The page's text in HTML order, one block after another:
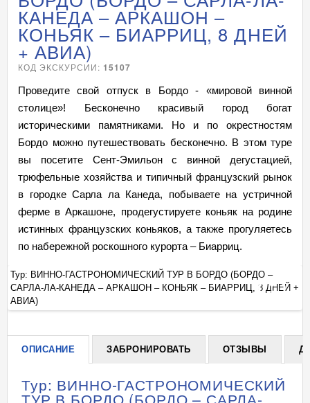
КАНЕДА – АРКАШОН –
КОНЬЯК – БИАРРИЦ, 8 ДНЕЙ
+ АВИА)
КОД ЭКСКУРСИИ: 15107
Проведите свой отпуск в Бордо - «мировой винной
столице»! Бесконечно красивый город богат
историческими памятниками. Но и по окрестностям
Бордо можно путешествовать бесконечно. В этом туре
вы посетите Сент-Эмильон с винной дегустацией,
трюфельные хозяйства и типичный французский рынок
в городке Сарла ла Канеда, побываете на устричной
ферме в Аркашоне, продегустируете коньяк на родине
истинных французских коньяков, а также прогуляетесь
по набережной роскошного курорта – Биарриц.
+
Тур: ВИННО-ГАСТРОНОМИЧЕСКИЙ ТУР В БОРДО (БОРДО –
САРЛА-ЛА-КАНЕДА – АРКАШОН – КОНЬЯК – БИАРРИЦ, 8 ДНЕЙ +
АВИА)
ОПИСАНИЕ ЗАБРОНИРОВАТЬ ОТЗЫВЫ
Тур: ВИННО-ГАСТРОНОМИЧЕСКИЙ
ТУР В БОРДО (БОРДО – САРЛА-